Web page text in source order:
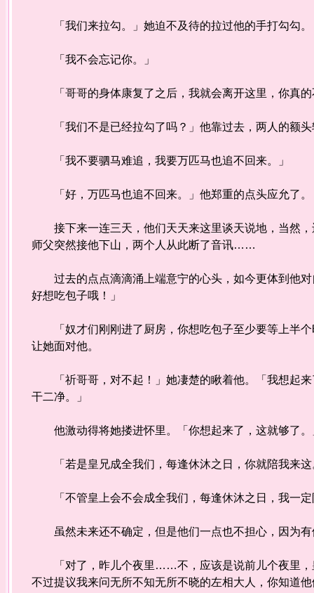
「我们来拉勾。」她迫不及待的拉过他的手打勾勾。
「我不会忘记你。」
「哥哥的身体康复了之后，我就会离开这里，你真的
「我们不是已经拉勾了吗？」他靠过去，两人的额头
「我不要驷马难追，我要万匹马也追不回来。」
「好，万匹马也追不回来。」他郑重的点头应允了。
接下来一连三天，他们天天来这里谈天说地，当然，
师父突然接他下山，两个人从此断了音讯……
过去的点点滴滴涌上端意宁的心头，如今更体到他对
好想吃包子哦！」
「奴才们刚刚进了厨房，你想吃包子至少要等上半
让她面对他。
「祈哥哥，对不起！」她凄楚的瞅着他。「我想起来
干二净。」
他激动得将她搂进怀里。「你想起来了，这就够了。
「若是皇兄成全我们，每逢休沐之日，你就陪我来这
「不管皇上会不会成全我们，每逢休沐之日，我一定
虽然未来还不确定，但是他们一点也不担心，因为有
「对了，昨儿个夜里……不，应该是说前儿个夜里，
不过提议我来问无所不知无所不晓的左相大人，你知道